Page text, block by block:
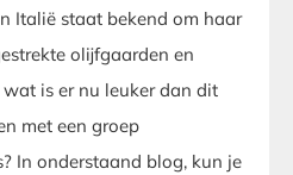
Italië staat bekend om haar
olijfgaarden en
is er nu leuker dan dit
met een groep
In onderstaand blog, kun je